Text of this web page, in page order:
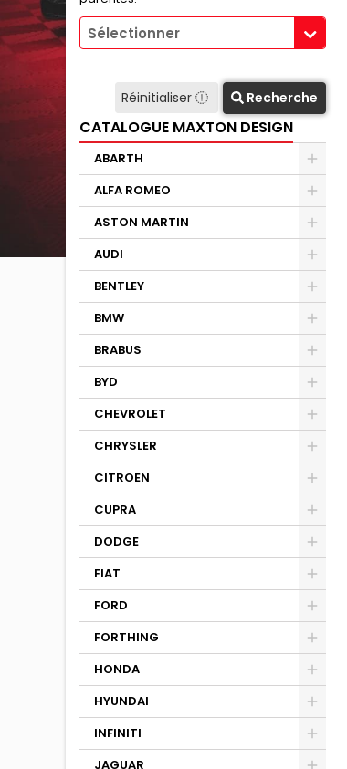
Sélectionner
Réinitialiser Recherche
CATALOGUE MAXTON DESIGN
ABARTH
ALFA ROMEO
ASTON MARTIN
AUDI
BENTLEY
BMW
BRABUS
BYD
CHEVROLET
CHRYSLER
CITROEN
CUPRA
DODGE
FIAT
FORD
FORTHING
HONDA
HYUNDAI
INFINITI
JAGUAR